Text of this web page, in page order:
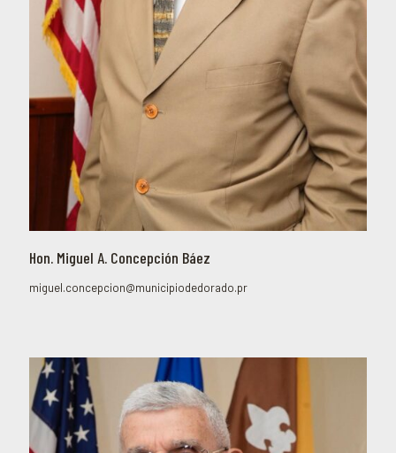
Hon. Miguel A. Concepción Báez
miguel.concepcion@municipiodedorado.pr